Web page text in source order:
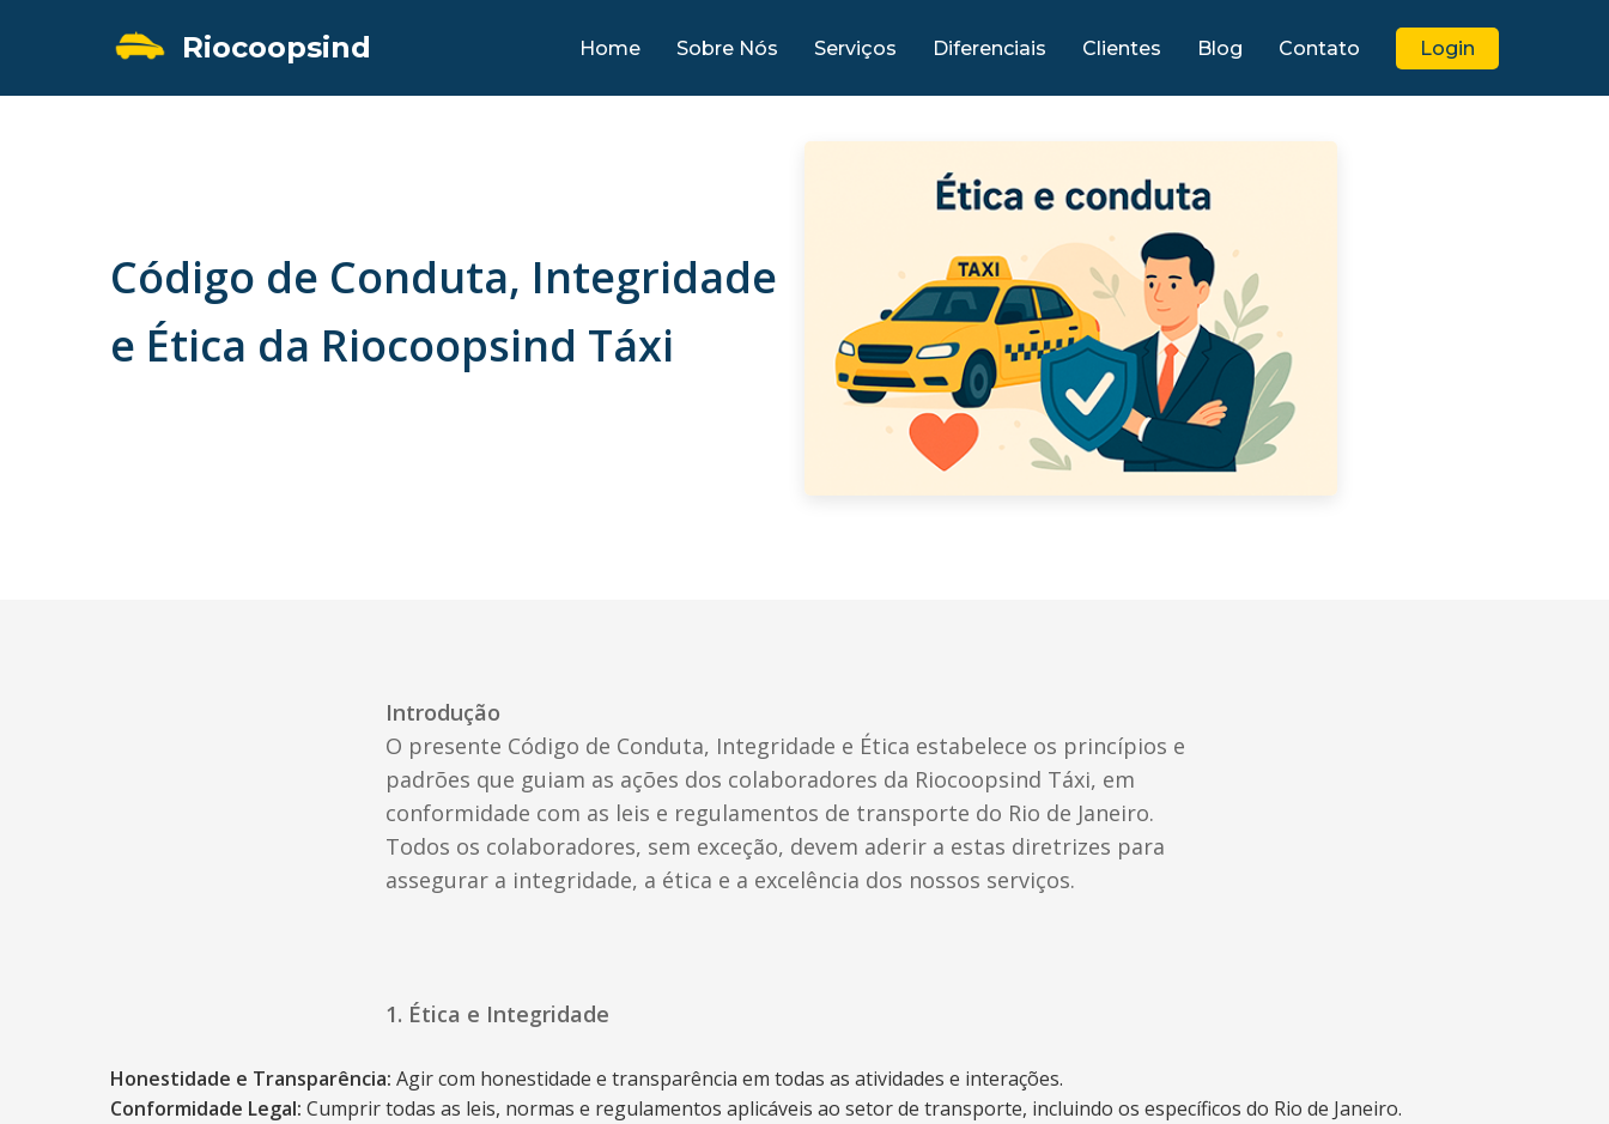
Riocoopsind Home Sobre Nós Serviços Diferenciais Clientes Blog Contato Login
Código de Conduta, Integridade
e Ética da Riocoopsind Táxi
Introdução
O presente Código de Conduta, Integridade e Ética estabelece os princípios e
padrões que guiam as ações dos colaboradores da Riocoopsind Táxi, em
conformidade com as leis e regulamentos de transporte do Rio de Janeiro.
Todos os colaboradores, sem exceção, devem aderir a estas diretrizes para
assegurar a integridade, a ética e a excelência dos nossos serviços.
1. Ética e Integridade
Honestidade e Transparência: Agir com honestidade e transparência em todas as atividades e interações.
Conformidade Legal: Cumprir todas as leis, normas e regulamentos aplicáveis ao setor de transporte, incluindo os específicos do Rio de Janeiro.